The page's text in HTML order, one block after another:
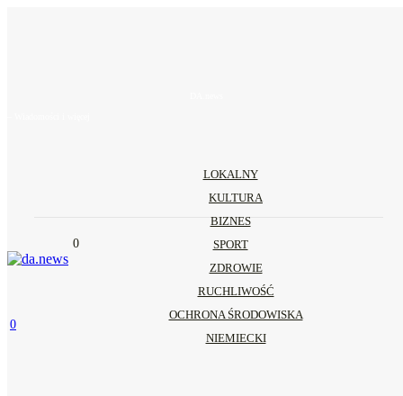
LOKALNY
KULTURA
BIZNES
SPORT
ZDROWIE
RUCHLIWOŚĆ
OCHRONA ŚRODOWISKA
NIEMIECKI
0
0